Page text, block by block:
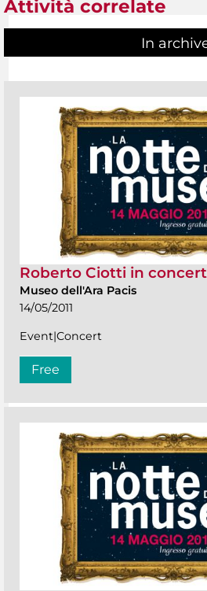
Attività correlate
In
Roberto Ciotti in
Museo dell'Ara Pacis
14/05/2011
Event|Concert
Free